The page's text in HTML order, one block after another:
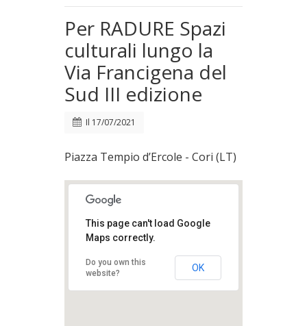
Per RADURE Spazi
culturali lungo la
Via Francigena del
Sud III edizione
Il 17/07/2021
Piazza Tempio d’Ercole - Cori (LT)
This page can't load Google
Maps correctly.
Do you own this
website?
OK